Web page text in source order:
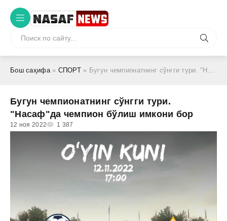
Бош саҳифа» СПОРТ » Бугун чемпионатнинг сўнгги тури. "Насаф"да чемпион бўлиш имкони бор
Бугун чемпионатнинг сўнгги тури.
"Насаф"да чемпион бўлиш имкони бор
12 ноя 2022 1 387